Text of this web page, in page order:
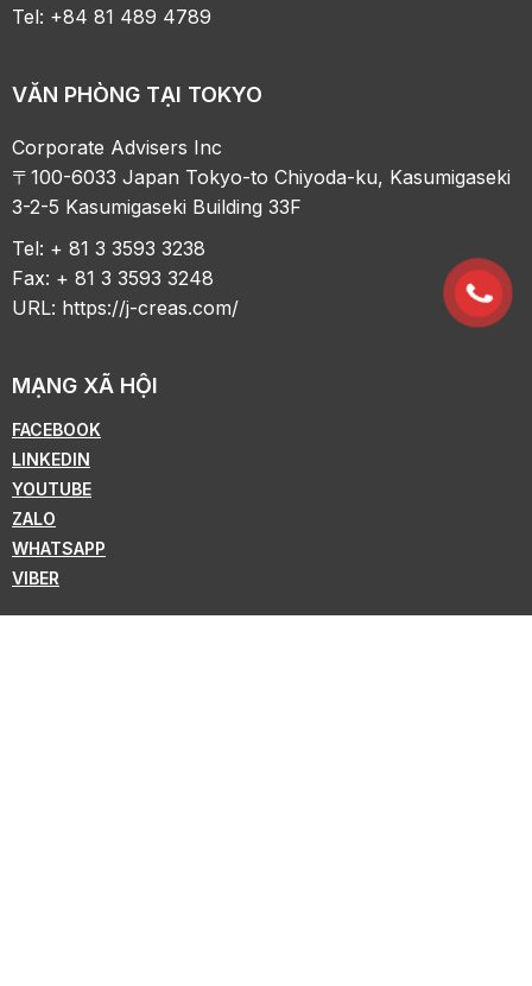
Tel: +84 81 489 4789
VĂN PHÒNG TẠI TOKYO
Corporate Advisers Inc
〒100-6033 Japan Tokyo-to Chiyoda-ku, Kasumigaseki
3-2-5 Kasumigaseki Building 33F
Tel: + 81 3 3593 3238
Fax: + 81 3 3593 3248
URL: https://j-creas.com/
MẠNG XÃ HỘI
FACEBOOK
LINKEDIN
YOUTUBE
ZALO
WHATSAPP
VIBER